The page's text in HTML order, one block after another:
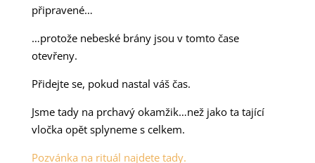
připravené…
…protože nebeské brány jsou v tomto čase
otevřeny.
Přidejte se, pokud nastal váš čas.
Jsme tady na prchavý okamžik…než jako ta tající
vločka opět splyneme s celkem.
Pozvánka na rituál najdete tady.